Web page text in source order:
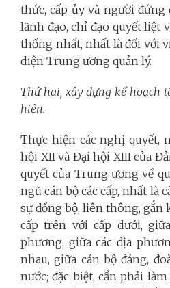
thức, cấp ủy và người đứng
lãnh đạo, chỉ đạo quyết liệt
thống nhất, nhất là đối với
diện Trung ương quản lý.
Thứ hai, xây dựng kế hoạch
hiện.
Thực hiện các nghị quyết,
hội XII và Đại hội XIII của
quyết của Trung ương về
ngũ cán bộ các cấp, nhất là
sự đồng bộ, liên thông, gắn
cấp trên với cấp dưới,
phương, giữa các địa
nhau, giữa cán bộ đảng,
nước; đặc biệt, cần phải